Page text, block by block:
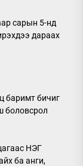
сарын 5-нд
дараах
баримт бичиг
боловсрол
НЭГ
ба анги,